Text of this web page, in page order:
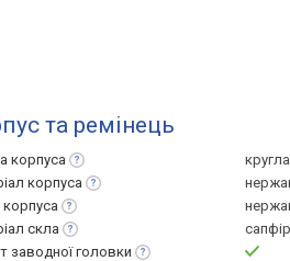
та ремінець
корпуса
кругла
корпуса
корпуса
скла
заводноїголовки